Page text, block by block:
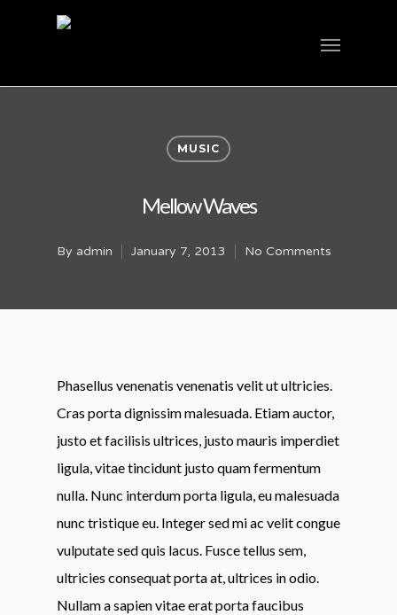
MUSIC
Mellow Waves
By admin January 7, 2013 No Comments
Phasellus venenatis venenatis velit ut ultricies.
Cras porta dignissim malesuada. Etiam auctor,
justo et facilisis ultrices, justo mauris imperdiet
ligula, vitae tincidunt justo quam fermentum
nulla. Nunc interdum porta ligula, eu malesuada
nunc tristique eu. Integer sed mi ac velit congue
vulputate sed quis lacus. Fusce tellus sem,
ultricies consequat porta at, ultrices in odio.
Nullam a sapien vitae erat porta faucibus